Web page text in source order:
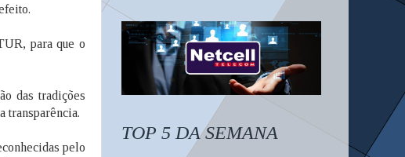
para que o
das tradições
transparência.
pelo
TOP 5 DA SEMANA